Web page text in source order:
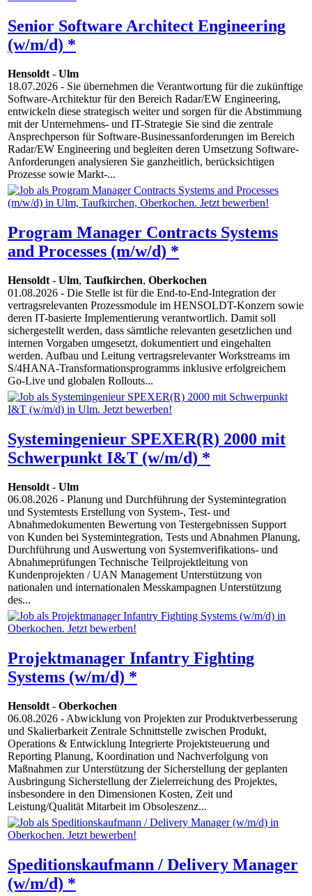
Senior Software Architect Engineering
(w/m/d) *
Hensoldt- Ulm
18.07.2026 - Sie übernehmen die Verantwortung für die zukünftige
Software-Architektur für den Bereich Radar/EW Engineering,
entwickeln diese strategisch weiter und sorgen für die Abstimmung
mit der Unternehmens- und IT-Strategie Sie sind die zentrale
Ansprechperson für Software-Businessanforderungen im Bereich
Radar/EW Engineering und begleiten deren Umsetzung Software-
Anforderungen analysieren Sie ganzheitlich, berücksichtigen
Prozesse sowie Markt-...
Program Manager Contracts Systems
and Processes (m/w/d) *
Hensoldt- Ulm, Taufkirchen, Oberkochen
01.08.2026 - Die Stelle ist für die End-to-End-Integration der
vertragsrelevanten Prozessmodule im HENSOLDT-Konzern sowie
deren IT-basierte Implementierung verantwortlich. Damit soll
sichergestellt werden, dass sämtliche relevanten gesetzlichen und
internen Vorgaben umgesetzt, dokumentiert und eingehalten
werden. Aufbau und Leitung vertragsrelevanter Workstreams im
S/4HANA-Transformationsprogramms inklusive erfolgreichem
Go-Live und globalen Rollouts...
Systemingenieur SPEXER(R) 2000 mit
Schwerpunkt I&T (w/m/d) *
Hensoldt- Ulm
06.08.2026 - Planung und Durchführung der Systemintegration
und Systemtests Erstellung von System-, Test- und
Abnahmedokumenten Bewertung von Testergebnissen Support
von Kunden bei Systemintegration, Tests und Abnahmen Planung,
Durchführung und Auswertung von Systemverifikations- und
Abnahmeprüfungen Technische Teilprojektleitung von
Kundenprojekten / UAN Management Unterstützung von
nationalen und internationalen Messkampagnen Unterstützung
des...
Projektmanager Infantry Fighting
Systems (w/m/d) *
Hensoldt- Oberkochen
06.08.2026 - Abwicklung von Projekten zur Produktverbesserung
und Skalierbarkeit Zentrale Schnittstelle zwischen Produkt,
Operations & Entwicklung Integrierte Projektsteuerung und
Reporting Planung, Koordination und Nachverfolgung von
Maßnahmen zur Unterstützung der Sicherstellung der geplanten
Ausbringung Sicherstellung der Zielerreichung des Projektes,
insbesondere in den Dimensionen Kosten, Zeit und
Leistung/Qualität Mitarbeit im Obsoleszenz...
Speditionskaufmann / Delivery Manager
(w/m/d) *